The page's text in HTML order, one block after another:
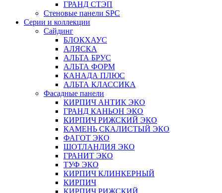
ГРАНД СТЭП
Стеновые панели SPC
Серии и коллекции
Сайдинг
БЛОКХАУС
АЛЯСКА
АЛЬТА БРУС
АЛЬТА ФОРМ
КАНАДА ПЛЮС
АЛЬТА КЛАССИКА
Фасадные панели
КИРПИЧ АНТИК ЭКО
ГРАНД КАНЬОН ЭКО
КИРПИЧ РИЖСКИЙ ЭКО
КАМЕНЬ СКАЛИСТЫЙ ЭКО
ФАГОТ ЭКО
ШОТЛАНДИЯ ЭКО
ГРАНИТ ЭКО
ТУФ ЭКО
КИРПИЧ КЛИНКЕРНЫЙ
КИРПИЧ
КИРПИЧ РИЖСКИЙ